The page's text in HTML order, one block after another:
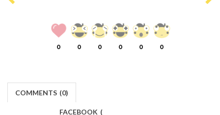
0 0 0 0 0 0
COMMENTS (0)
FACEBOOK (